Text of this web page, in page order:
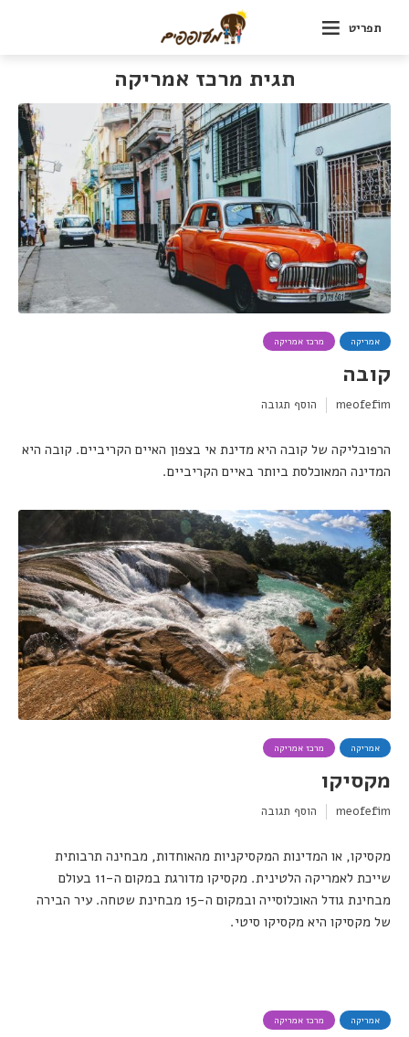
תפריט
תגית מרכז אמריקה
אמריקה מרכז אמריקה
קובה
meofefim הוסף תגובה
הרפובליקה של קובה היא מדינת אי בצפון האיים הקריביים. קובה היא
המדינה המאוכלסת ביותר באיים הקריביים.
אמריקה מרכז אמריקה
מקסיקו
meofefim הוסף תגובה
מקסיקו, או המדינות המקסיקניות מהאוחדות, מבחינה תרבותית
שייכת לאמריקה הלטינית. מקסיקו מדורגת במקום ה-11 בעולם
מבחינת גודל האוכלוסייה ובמקום ה-15 מבחינת שטחה. עיר הבירה
של מקסיקו היא מקסיקו סיטי.
אמריקה מרכז אמריקה